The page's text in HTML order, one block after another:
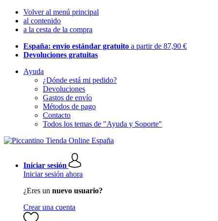
Volver al menú principal
al contenido
a la cesta de la compra
España: envío estándar gratuito a partir de 87,90 €
Devoluciones gratuitas
Ayuda
¿Dónde está mi pedido?
Devoluciones
Gastos de envío
Métodos de pago
Contacto
Todos los temas de "Ayuda y Soporte"
Iniciar sesión
Iniciar sesión ahora
¿Eres un nuevo usuario?
Crear una cuenta